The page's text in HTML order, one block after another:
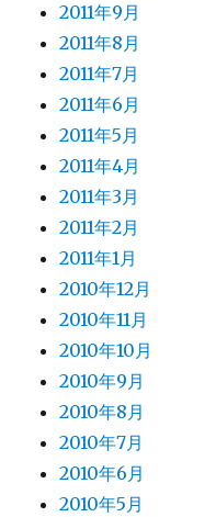
2011年9月
2011年8月
2011年7月
2011年6月
2011年5月
2011年4月
2011年3月
2011年2月
2011年1月
2010年12月
2010年11月
2010年10月
2010年9月
2010年8月
2010年7月
2010年6月
2010年5月